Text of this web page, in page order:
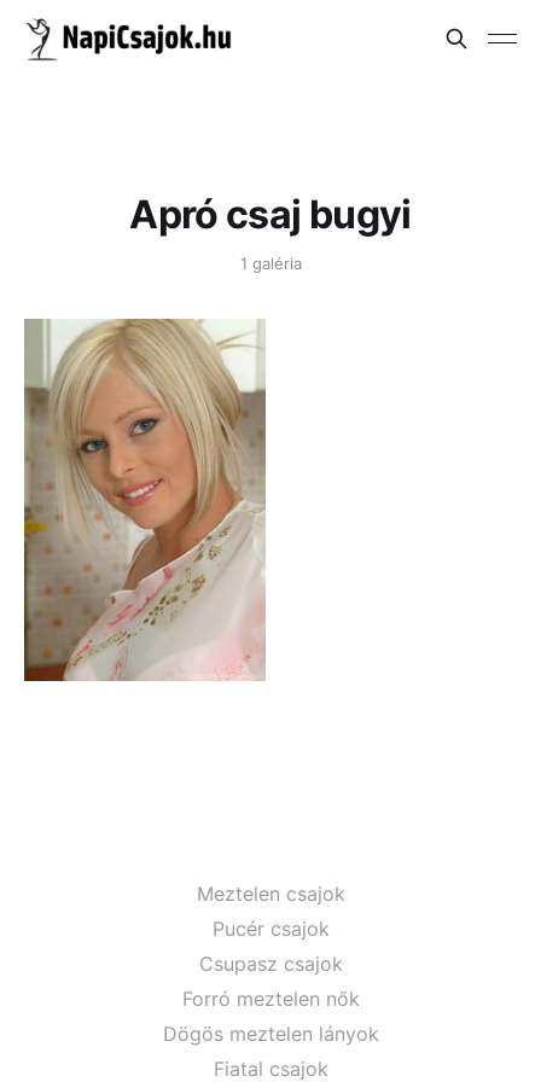
Apró csaj bugyi
1 galéria
Meztelen csajok
Pucér csajok
Csupasz csajok
Forró meztelen nők
Dögös meztelen lányok
Fiatal csajok